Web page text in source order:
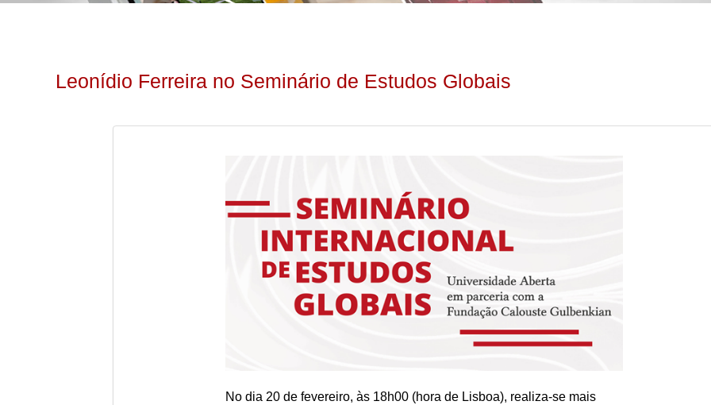
Leonídio Ferreira no Seminário de Estudos Globais
No dia 20 de fevereiro, às 18h00 (hora de Lisboa), realiza-se mais